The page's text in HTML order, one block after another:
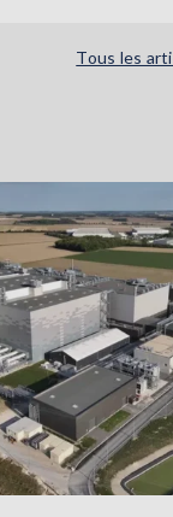
Tous les